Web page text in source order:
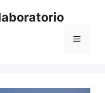
Menú